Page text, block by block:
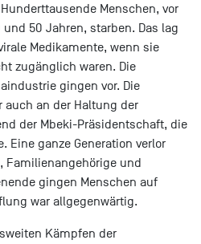
Menschen, vor
50 Jahren, starben. Das lag
Medikamente, wenn sie
zugänglich waren. Die
gingen vor. Die
auch an der Haltung der
der Mbeki-Präsidentschaft, die
Eine ganze Generation verlor
Familienangehörige und
gingen Menschen auf
war allgegenwärtig.
Kämpfen der